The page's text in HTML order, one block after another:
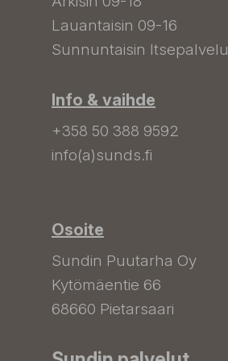
Lauantaisin 09-16
Sunnuntaisin Itsepalvelu
Info & vaihde
+358 50 388 9592
info(a)sunds.fi
Osoite
Sundin Puutarha Oy
Kytömäentie 66
68660 Pietarsaari